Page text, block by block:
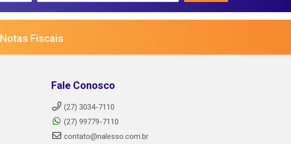
Notas Fiscais
Fale Conosco
(27) 3034-7110
(27) 99779-7110
contato@nalesso.com.br